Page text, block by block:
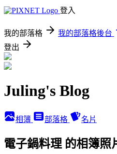
登入
我的部落格 我的部落格後台
登出
Juling's Blog
相簿 部落格 名片
電子鍋料理 的相簿照